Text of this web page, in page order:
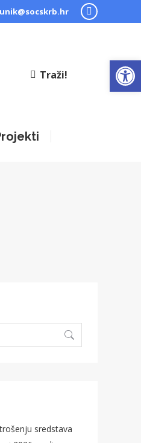
Facebook
Traži!
sredstava